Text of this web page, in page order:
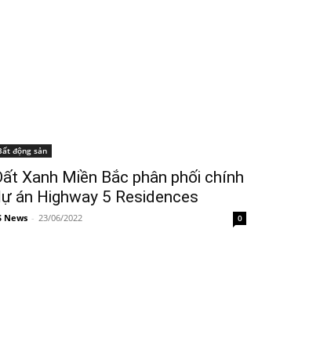
động sản
Xanh Miền Bắc phân phối chính
án Highway 5 Residences
News - 23/06/2022 0